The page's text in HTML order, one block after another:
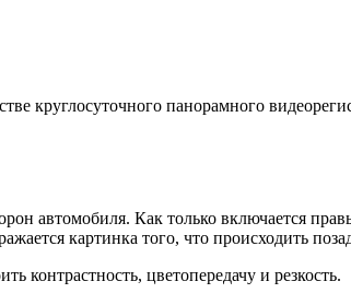
круглосуточного панорамного
автомобиля. Как только включается
картинка того, что происходить
контрастность, цветопередачу и резкость.